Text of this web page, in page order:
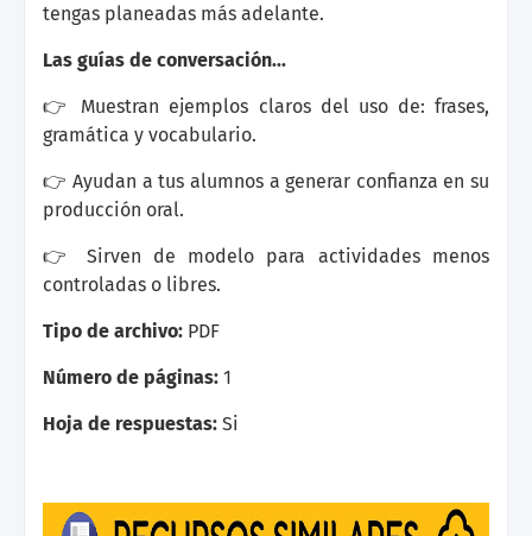
tengas planeadas más adelante.
Las guías de conversación...
👉 Muestran ejemplos claros del uso de: frases,
gramática y vocabulario.
👉 Ayudan a tus alumnos a generar confianza en su
producción oral.
👉 Sirven de modelo para actividades menos
controladas o libres.
Tipo de archivo: PDF
Número de páginas: 1
Hoja de respuestas: Si